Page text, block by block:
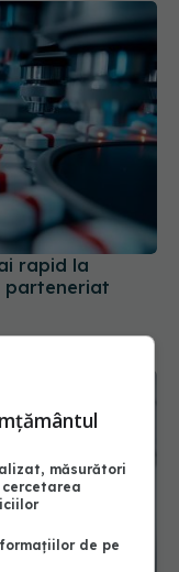
rapid la
parteneriat
măsurători
de pe